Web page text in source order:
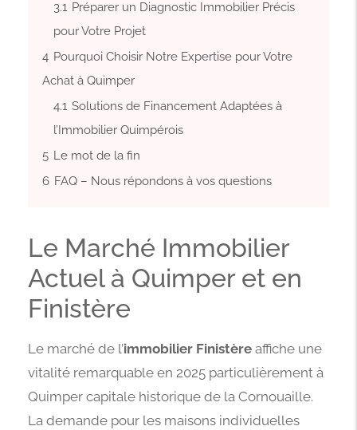
3.1 Préparer un Diagnostic Immobilier Précis
pour Votre Projet
4 Pourquoi Choisir Notre Expertise pour Votre
Achat à Quimper
4.1 Solutions de Financement Adaptées à
l’Immobilier Quimpérois
5 Le mot de la fin
6 FAQ – Nous répondons à vos questions
Le Marché Immobilier
Actuel à Quimper et en
Finistère
Le marché de l’immobilier Finistère affiche une
vitalité remarquable en 2025 particulièrement à
Quimper capitale historique de la Cornouaille.
La demande pour les maisons individuelles